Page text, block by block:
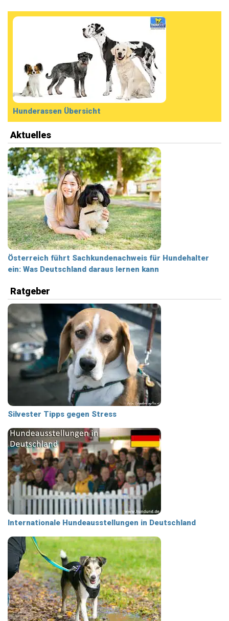
Hunderassen Übersicht
Aktuelles
Österreich führt Sachkundenachweis für Hundehalter
ein: Was Deutschland daraus lernen kann
Ratgeber
Silvester Tipps gegen Stress
Internationale Hundeausstellungen in Deutschland